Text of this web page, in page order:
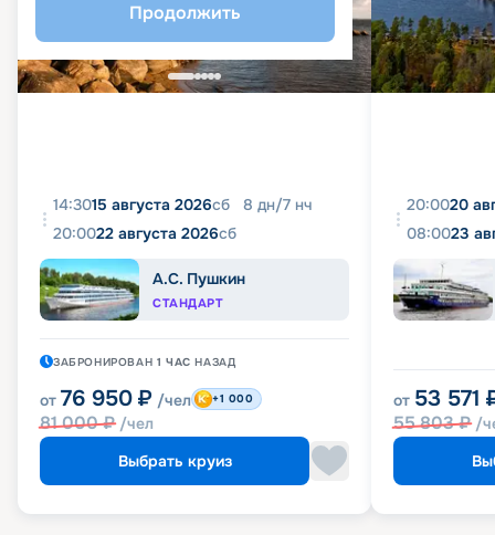
Продолжить
14:3015 августа 2026сб 8 дн/7 нч
20:0022 августа 2026сб
А.С. Пушкин
СТАНДАРТ
ЗАБРОНИРОВАН 1 ЧАС НАЗАД
от 76 950 ₽ /чел
81 000₽ /чел
+1 000
Выбрать круиз
20:0020
08:0023
от 53 571
55 803₽ /